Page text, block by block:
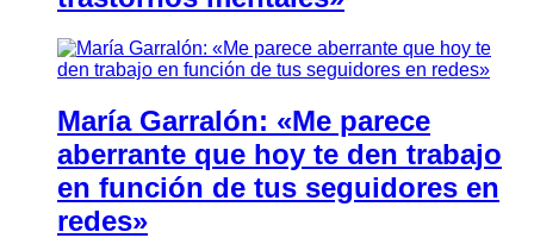
María Garralón: «Me parece
aberrante que hoy te den trabajo
en función de tus seguidores en
redes»